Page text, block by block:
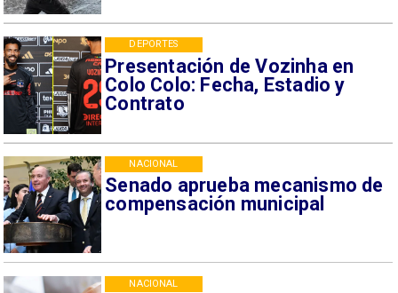
Presentación de Vozinha en
Colo Colo: Fecha, Estadio y
Contrato
DEPORTES
Senado aprueba mecanismo de
compensación municipal
NACIONAL
NACIONAL